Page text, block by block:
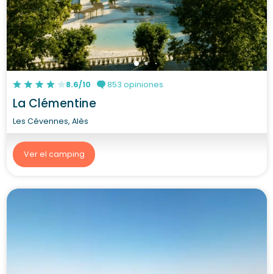
8.6/10 853 opiniones
La Clémentine
Les Cévennes, Alès
Ver el camping